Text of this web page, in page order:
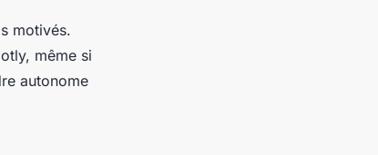
motivés.
même si
autonome